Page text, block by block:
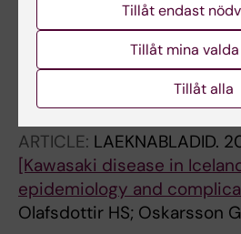
Loss-of-function variants
of gastric cancer.
Helgason H; Rafnar T;
JG; Sigurdsson A; Stacey
Tryggvadottir L;
le Roux L; Gudmundsson J;
Oddsson A; Gylfason A;
Masson G; Jonsson T;
Gudbjartsson DF;
ARTICLE: LAEKNABLADID.
[Kawasaki disease in
epidemiology and
Olafsdottir HS; Oskarsson
Tillåt endast
Tillåt mina
Tillåt alla